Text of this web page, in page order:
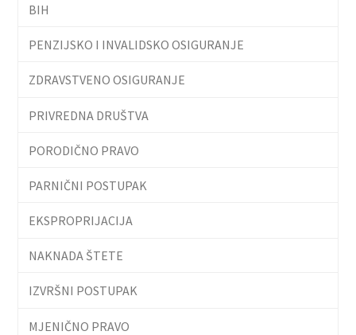
BIH
PENZIJSKO I INVALIDSKO OSIGURANJE
ZDRAVSTVENO OSIGURANJE
PRIVREDNA DRUŠTVA
PORODIČNO PRAVO
PARNIČNI POSTUPAK
EKSPROPRIJACIJA
NAKNADA ŠTETE
IZVRŠNI POSTUPAK
MJENIČNO PRAVO